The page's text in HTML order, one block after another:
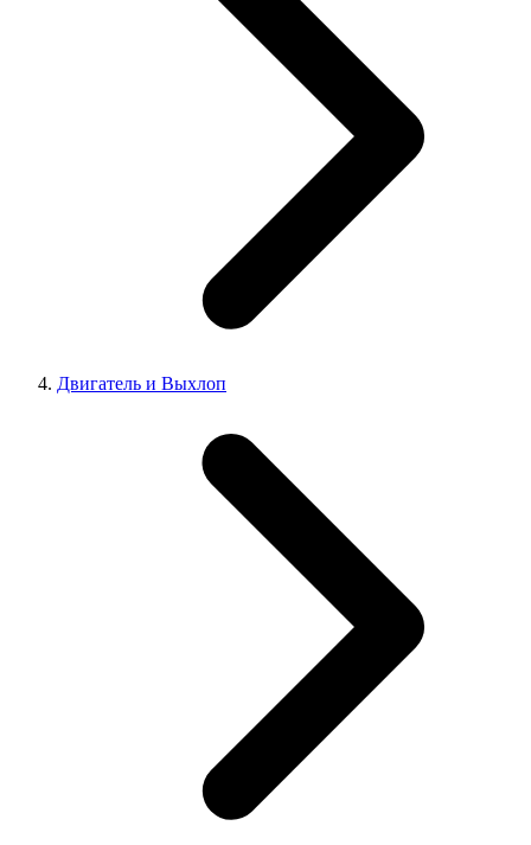
Двигатель и Выхлоп